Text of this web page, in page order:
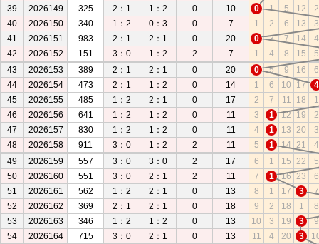
39
2026149 325 2：1 1：2 0 10 0 1 5 12
2
40
2026150 340 1：2 0：3 0 7 1 2 6 13
3
41
2026151 983 2：1 2：1 0 20 0 3 7 14
4
42
2026152 151 3：0 1：2 2 7 1 4 8 15
5
43
2026153 389 2：1 2：1 0 20 0 5 9 16
6
44
2026154 473 2：1 1：2 0 14 1 6 10 17
4
45
2026155 485 1：2 2：1 0 17 2 7 11 18
1
46
2026156 641 1：2 1：2 0 11 3 1 12 19
2
47
2026157 830 1：2 1：2 0 11 4 1 13 20
3
48
2026158 911 3：0 1：2 2 11 5 1 14 21
4
49
2026159 557 3：0 3：0 2 17 6 1 15 22
5
50
2026160 551 3：0 2：1 2 11 7 1 16 23
6
51
2026161 562 1：2 2：1 0 13 8 1 17 3
7
52
2026162 369 2：1 2：1 0 18 9 2 18 1
8
53
2026163 346 1：2 1：2 0 13 10 3 19 3
9
54
2026164 715 3：0 2：1 0 13 11 4 20 3